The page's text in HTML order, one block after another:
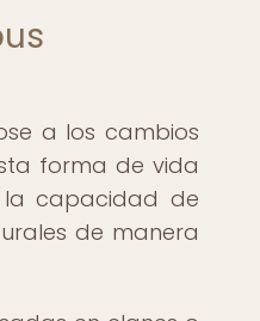
a los cambios
forma de vida
la capacidad de
de manera